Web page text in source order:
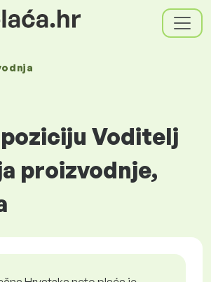
poziciju Voditelj
proizvodnje,